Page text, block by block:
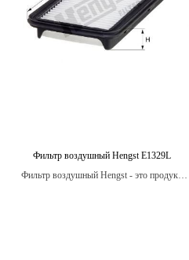
Фильтр воздушный Hengst E1329L
Фильтр воздушный Hengst - это продукт,